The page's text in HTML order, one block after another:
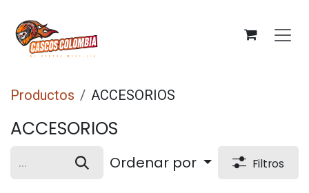
Productos ACCESORIOS
ACCESORIOS
Ordenar por Filtros